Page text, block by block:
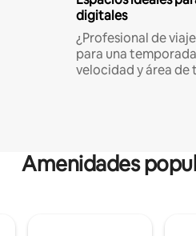
digitales
¿Profesional de
para una
velocidad y área de
Amenidades